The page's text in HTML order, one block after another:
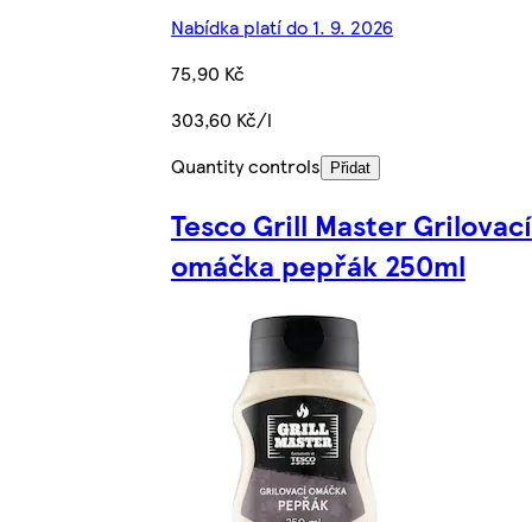
Nabídka platí do 1. 9. 2026
75,90 Kč
303,60 Kč/l
Quantity controls
Přidat
Tesco Grill Master Grilovací
omáčka pepřák 250ml